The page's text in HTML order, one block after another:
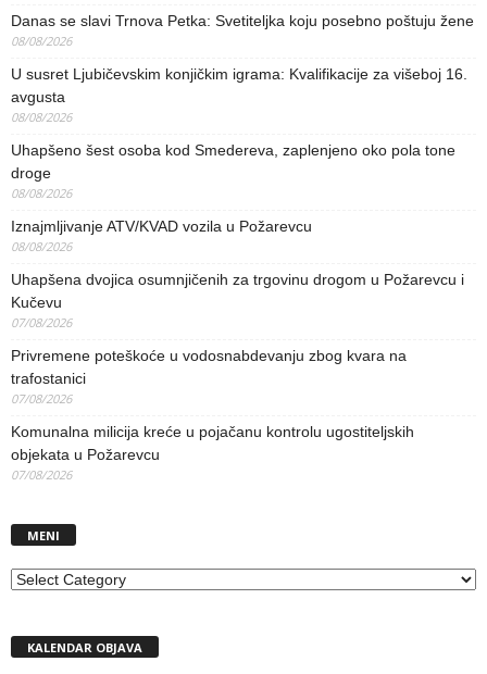
Danas se slavi Trnova Petka: Svetiteljka koju posebno poštuju žene
08/08/2026
U susret Ljubičevskim konjičkim igrama: Kvalifikacije za višeboj 16.
avgusta
08/08/2026
Uhapšeno šest osoba kod Smedereva, zaplenjeno oko pola tone
droge
08/08/2026
Iznajmljivanje ATV/KVAD vozila u Požarevcu
08/08/2026
Uhapšena dvojica osumnjičenih za trgovinu drogom u Požarevcu i
Kučevu
07/08/2026
Privremene poteškoće u vodosnabdevanju zbog kvara na
trafostanici
07/08/2026
Komunalna milicija kreće u pojačanu kontrolu ugostiteljskih
objekata u Požarevcu
07/08/2026
MENI
MENI
KALENDAR OBJAVA